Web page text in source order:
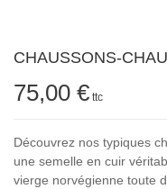
CHAUSSONS-
75,00 € ttc
Découvrez nos typiques
une semelle en cuir
vierge norvégienne toute